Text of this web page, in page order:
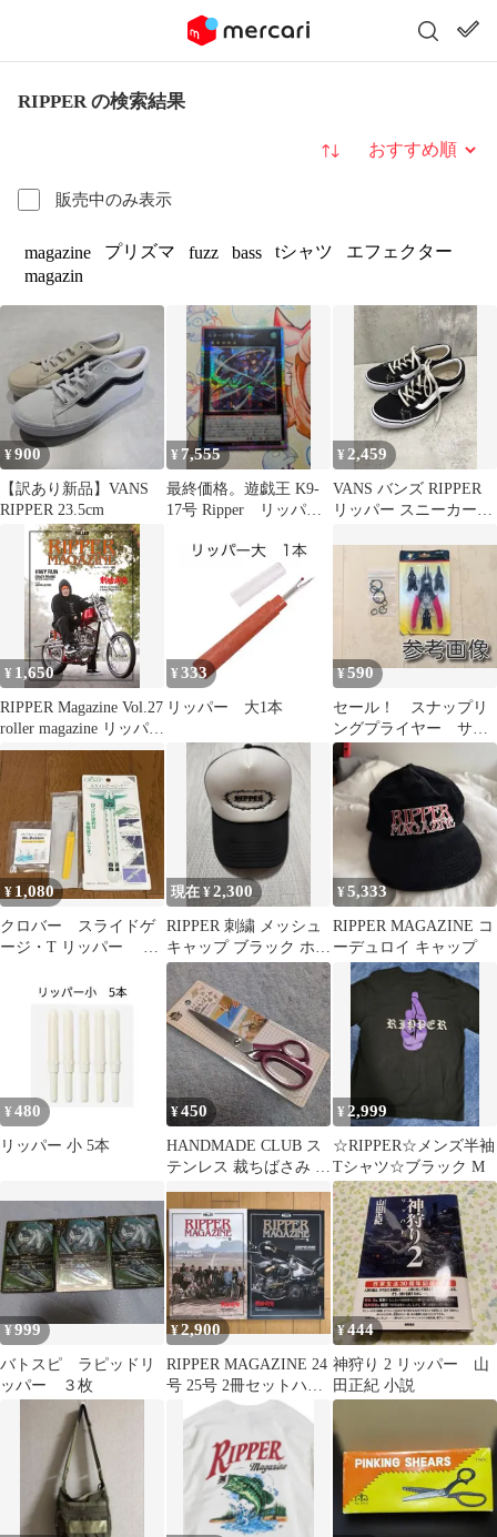
RIPPER の検索結果
販売中のみ表示
並び替え
magazine プリズマ fuzz bass tシャツ
エフェクター
magazin
¥900
【訳あり新品】VANS
RIPPER 23.5cm
¥ 7,555
最終価格。遊戯王 K9-
17号 Ripper リッパ
¥ 2,459
VANS バンズ RIPPER
リッパー スニーカー
¥ 1,650
RIPPER Magazine Vol.27
roller magazine リッパー
マガジン 27号 ローラー
マガジン
¥ 333
リッパー 大1本
¥590
セール！ スナップリ
ングプライヤー サー
クリッパー サークリ
ングプライヤー
¥ 1,080
クロバー スライドゲ
ージ・T リッパー お
現在 ¥2,300
RIPPER 刺繍 メッシュ
キャップ ブラック ホワ
イト
¥5,333
RIPPER MAGAZINE コ
ーデュロイ キャップ
¥ 480
リッパー 小 5本
¥450
HANDMADE CLUB ス
テンレス 裁ちばさみ 約
¥ 2,999
☆RIPPER☆メンズ半袖
Tシャツ☆ブラック M
¥999
バトスピ ラピッドリ
ッパー ３枚
¥2,900
RIPPER MAGAZINE 24
号 25号 2冊セットハー
¥444
神狩り 2 リッパー 山
田正紀 小説